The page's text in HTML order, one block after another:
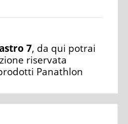
7, da qui potrai
riservata
Panathlon